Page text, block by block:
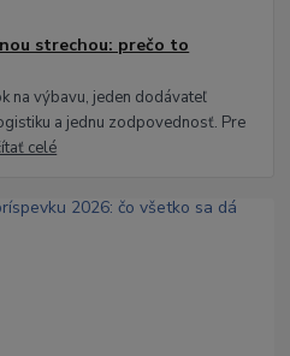
strechou: prečo to
na výbavu, jeden dodávateľ
a jednu zodpovednosť. Pre
celé